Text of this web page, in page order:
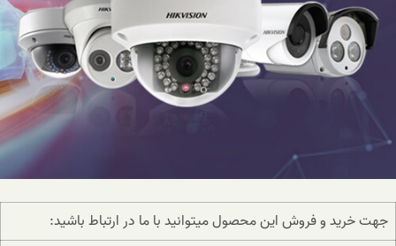
جهت خرید و فروش این محصول میتوانید با ما در ارتباط باشید: